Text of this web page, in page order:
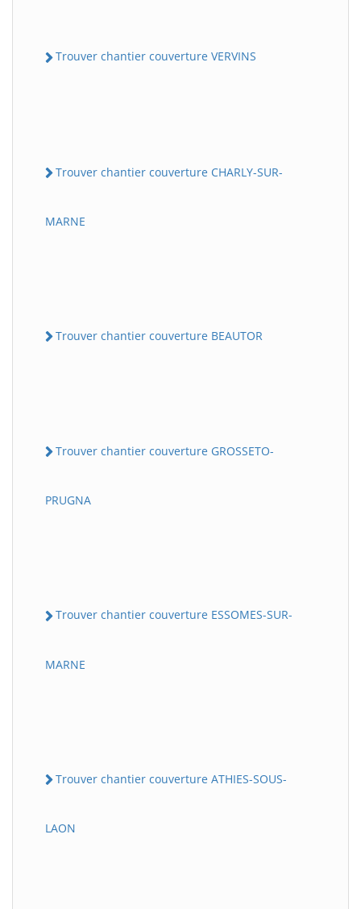
Trouver chantier couverture VERVINS
Trouver chantier couverture CHARLY-SUR-
MARNE
Trouver chantier couverture BEAUTOR
Trouver chantier couverture GROSSETO-
PRUGNA
Trouver chantier couverture ESSOMES-SUR-
MARNE
Trouver chantier couverture ATHIES-SOUS-
LAON